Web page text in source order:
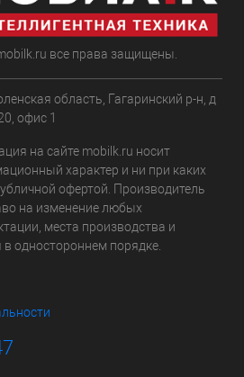
все права защищены.
область, Гагаринский р-н, д
офис 1
на сайте mobilk.ru носит
характер и ни при каких
офертой. Производитель
на изменение любых
места производства и
одностороннем порядке.